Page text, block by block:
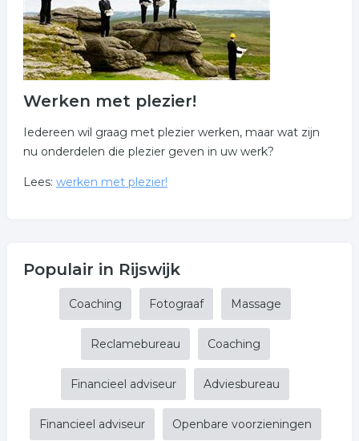
Werken met plezier!
Iedereen wil graag met plezier werken, maar wat zijn
nu onderdelen die plezier geven in uw werk?
Lees: werken met plezier!
Populair in Rijswijk
Coaching Fotograaf Massage
Reclamebureau Coaching
Financieel adviseur Adviesbureau
Financieel adviseur Openbare voorzieningen